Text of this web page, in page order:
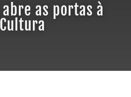
as portas à
Cultura